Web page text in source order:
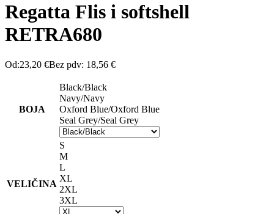
Regatta Flis i softshell
RETRA680
Od:23,20 €Bez pdv: 18,56 €
BOJA
Black/Black
Navy/Navy
Oxford Blue/Oxford Blue
Seal Grey/Seal Grey
VELIČINA
S
M
L
XL
2XL
3XL